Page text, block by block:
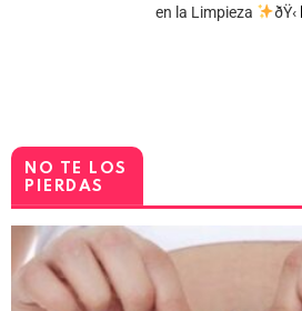
en la Limpieza
ðŸ‹
NO TE LOS
PIERDAS